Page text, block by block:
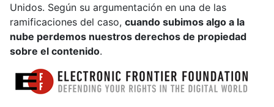
Unidos. Según su argumentación en una de las
ramificaciones del caso, cuando subimos algo a la
nube perdemos nuestros derechos de propiedad
sobre el contenido.